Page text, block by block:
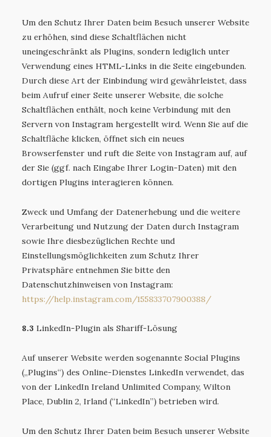
Um den Schutz Ihrer Daten beim Besuch unserer Website
zu erhöhen, sind diese Schaltflächen nicht
uneingeschränkt als Plugins, sondern lediglich unter
Verwendung eines HTML-Links in die Seite eingebunden.
Durch diese Art der Einbindung wird gewährleistet, dass
beim Aufruf einer Seite unserer Website, die solche
Schaltflächen enthält, noch keine Verbindung mit den
Servern von Instagram hergestellt wird. Wenn Sie auf die
Schaltfläche klicken, öffnet sich ein neues
Browserfenster und ruft die Seite von Instagram auf, auf
der Sie (ggf. nach Eingabe Ihrer Login-Daten) mit den
dortigen Plugins interagieren können.
Zweck und Umfang der Datenerhebung und die weitere
Verarbeitung und Nutzung der Daten durch Instagram
sowie Ihre diesbezüglichen Rechte und
Einstellungsmöglichkeiten zum Schutz Ihrer
Privatsphäre entnehmen Sie bitte den
Datenschutzhinweisen von Instagram:
https://help.instagram.com/155833707900388/
8.3 LinkedIn-Plugin als Shariff-Lösung
Auf unserer Website werden sogenannte Social Plugins
(„Plugins“) des Online-Dienstes LinkedIn verwendet, das
von der LinkedIn Ireland Unlimited Company, Wilton
Place, Dublin 2, Irland (“LinkedIn”) betrieben wird.
Um den Schutz Ihrer Daten beim Besuch unserer Website